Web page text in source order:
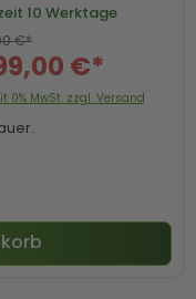
10 Werktage
€*
€*
0% MwSt. zzgl. Versand